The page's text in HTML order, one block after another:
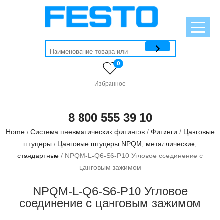
Избранное
0
8 800 555 39 10
Home/ Система пневматических фитингов/ Фитинги / Цанговые
штуцеры / Цанговые штуцеры NPQM, металлические,
стандартные / NPQM-L-Q6-S6-P10 Угловое соединение с
цанговым зажимом
NPQM-L-Q6-S6-P10 Угловое
соединение с цанговым зажимом